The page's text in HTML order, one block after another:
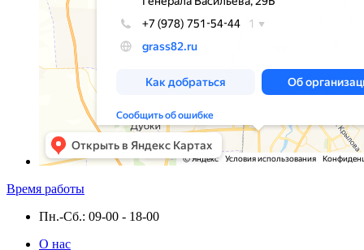
Время работы
Пн.-Сб.: 09-00 - 18-00
О нас